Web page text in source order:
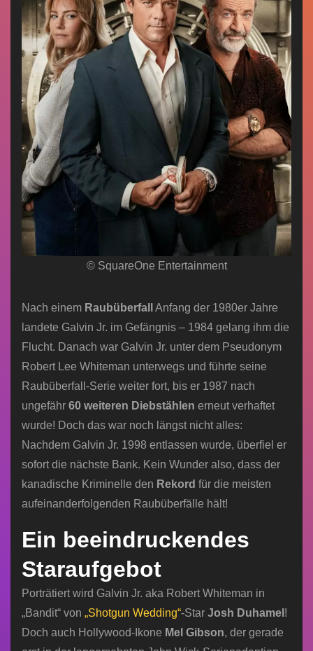
© SquareOne Entertainment
Nach einem Raubüberfall
Anfang der 1980er Jahre
landete Galvin Jr. im Gefängnis – 1984 gelang ihm die
Flucht. Danach war Galvin Jr. unter dem Pseudonym
Robert Lee Whiteman unterwegs und führte seine
Raubüberfall-Serie weiter fort, bis er 1987 nach
ungefähr 60 weiteren Diebstählen erneut verhaftet
wurde! Doch das war noch längst nicht alles:
Nachdem Galvin Jr. 1998 entlassen wurde, überfiel er
sofort die nächste Bank. Kein Wunder also, dass der
kanadische Kriminelle den Rekord für die meisten
aufeinanderfolgenden Raubüberfälle hält!
Ein beeindruckendes
Staraufgebot
Porträtiert wird Galvin Jr. aka Robert Whiteman in
„Bandit“ von „Shotgun Wedding“-Star Josh Duhamel !
Doch auch Hollywood-Ikone Mel Gibson, der gerade